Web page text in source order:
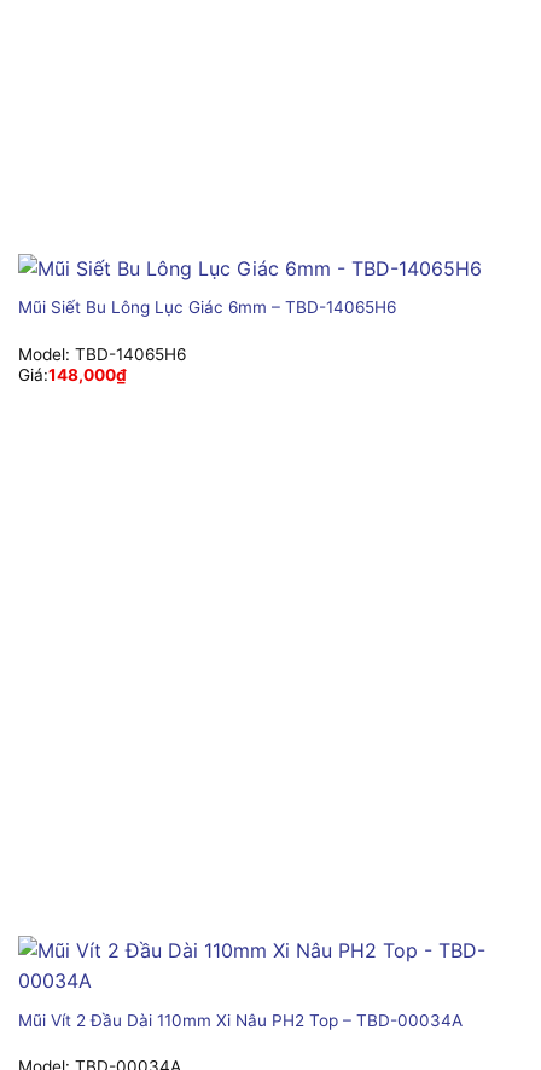
Mũi Siết Bu Lông Lục Giác 6mm – TBD-14065H6
Model: TBD-14065H6
Giá:148,000₫
Mũi Vít 2 Đầu Dài 110mm Xi Nâu PH2 Top – TBD-00034A